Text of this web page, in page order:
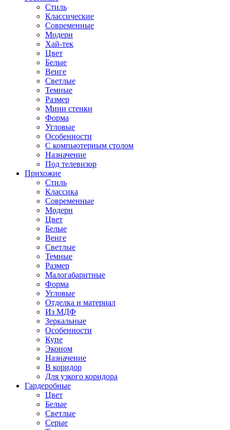
Стиль
Классические
Современные
Модерн
Хай-тек
Цвет
Белые
Венге
Светлые
Темные
Размер
Мини стенки
Форма
Угловые
Особенности
С компьютерным столом
Назначение
Под телевизор
Прихожие
Стиль
Классика
Современные
Модерн
Цвет
Белые
Венге
Светлые
Темные
Размер
Малогабаритные
Форма
Угловые
Отделка и материал
Из МДФ
Зеркальные
Особенности
Купе
Эконом
Назначение
В коридор
Для узкого коридора
Гардеробные
Цвет
Белые
Светлые
Серые